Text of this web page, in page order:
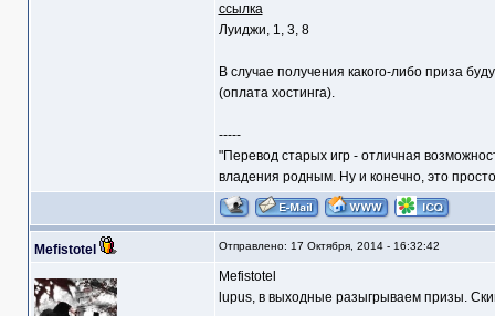
ссылка
Луиджи, 1, 3, 8
В случае получения какого-либо приза
(оплата хостинга).
-----
"Перевод старых игр - отличная
владения родным. Ну и конечно, это
Mefistotel Отправлено: 17 Октября, 2014 - 16:32:42
Mefistotel
lupus, в выходные разыгрываем призы.